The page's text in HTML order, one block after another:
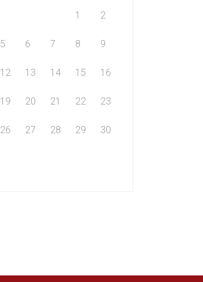
1
2
5 6 7 8 9
12 13 14 15 16
19 20 21 22 23
26 27 28 29 30